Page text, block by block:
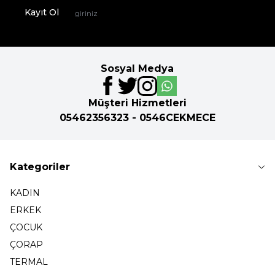
Kayıt Ol
Sosyal Medya
Müşteri Hizmetleri
05462356323 - 0546CEKMECE
Kategoriler
KADIN
ERKEK
ÇOCUK
ÇORAP
TERMAL